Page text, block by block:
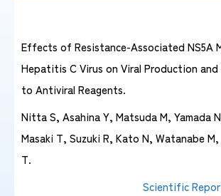
広報関係
サーベイ
Effects of Resistance-Associated NS5A
Hepatitis C Virus on Viral Production
to Antiviral Reagents.
Nitta S, Asahina Y, Matsuda M, Yamada
Masaki T, Suzuki R, Kato N, Watanabe
T.
Scientific